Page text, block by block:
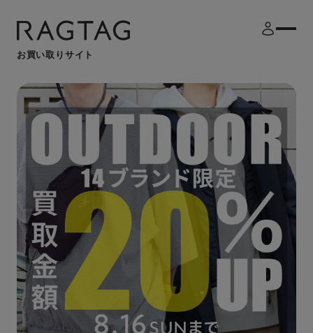
お買い取りサイト